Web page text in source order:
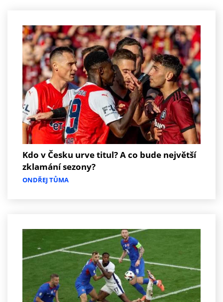
Kdo v Česku urve titul? A co bude největší
zklamání sezony?
ONDŘEJ TŮMA